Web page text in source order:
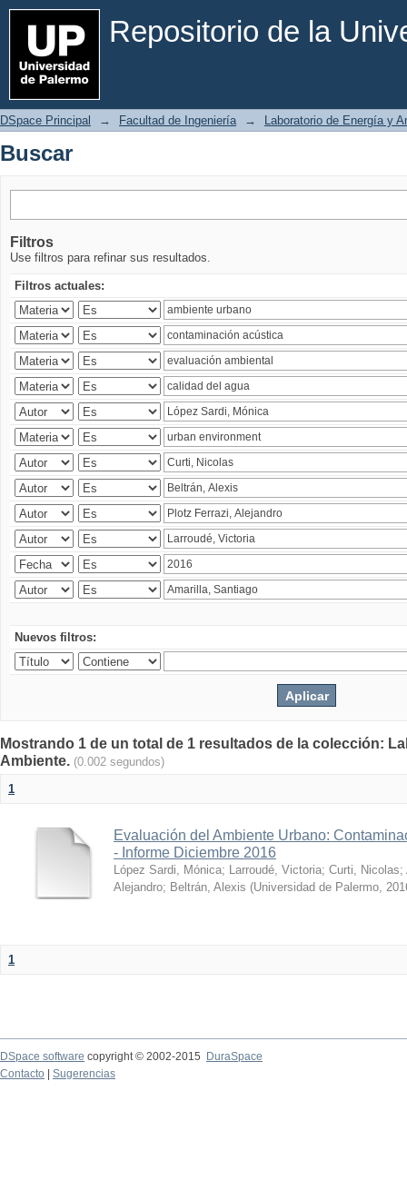
Repositorio de la
Buscar
DSpace Principal → Facultad de Ingeniería → Laboratorio de Energía y
Buscar
Filtros
Use filtros para refinar sus resultados.
Filtros actuales:
Nuevos filtros:
Mostrando 1 de un total de 1 resultados de la colección:
Ambiente. (0.002 segundos)
1
Evaluación del Ambiente Urbano:
- Informe Diciembre 2016
López Sardi, Mónica; Larroudé, Victoria; Curti, Nicolas;
Alejandro; Beltrán, Alexis (Universidad de Palermo,
1
DSpace software copyright © 2002-2015
DuraSpace
Contacto
Sugerencias